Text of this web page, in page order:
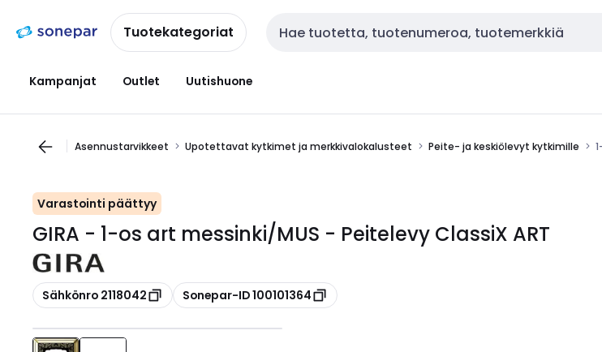
navigointiinsisältöönTuotekategoriat Haku
Kampanjat Outlet Uutishuone
Asennustarvikkeet Upotettavat kytkimet ja merkkivalokalusteet Peite- ja keskiölevyt kytkimille
Varastointi päättyy
GIRA - 1-os art messinki/MUS - Peitelevy ClassiX ART
Kopioi
Sähkönro 2118042 Kopioi
Sonepar-ID 100101364